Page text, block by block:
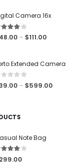
Camera 16x
out of 5
48.00 – $111.00
Extended Camera
out of 5
– $599.00
Note Bag
out of 5
299.00